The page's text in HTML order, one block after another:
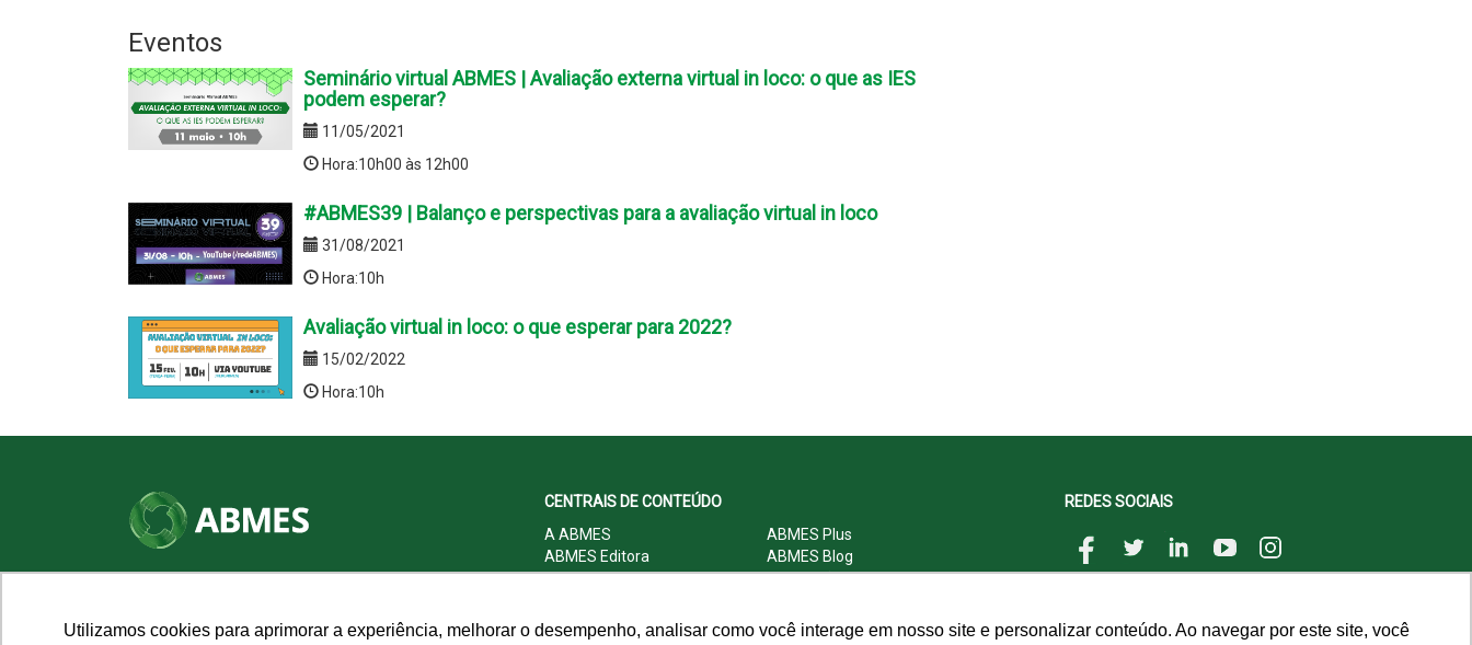
Utilizamos cookies para aprimorar a experiência, melhorar o desempenho, analisar como você interage em nosso site e personalizar conteúdo. Ao navegar por este site, você
Eventos
Seminário virtual ABMES | Avaliação externa virtual in loco: o que as IES
podem esperar?
11/05/2021
Hora:10h00 às 12h00
#ABMES39 | Balanço e perspectivas para a avaliação virtual in loco
31/08/2021
Hora:10h
Avaliação virtual in loco: o que esperar para 2022?
15/02/2022
Hora:10h
CEP: 70.701-060 - Asa Norte, Brasília/DF
CENTRAIS DE CONTEÚDO
A ABMES
ABMES Plus
ABMES Editora
ABMES Blog
ABMES LInC
Legislação
Central do Associado ABMES
Contato
REDES SOCIAIS